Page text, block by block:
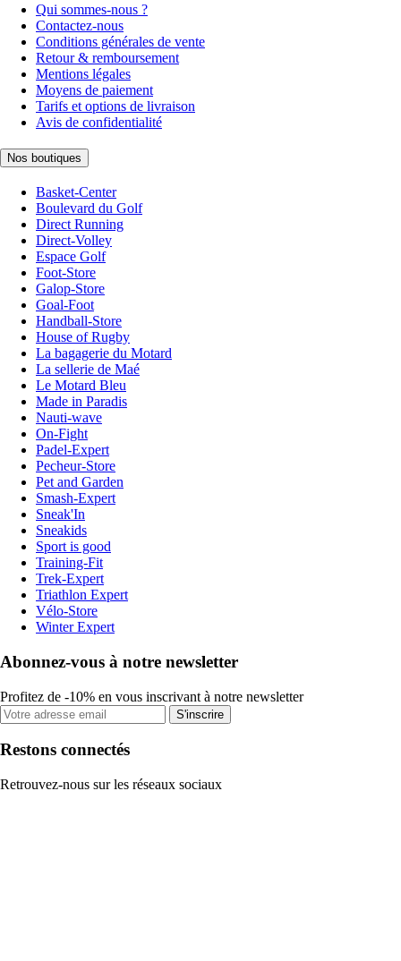
Qui sommes-nous ?
Contactez-nous
Conditions générales de vente
Retour & remboursement
Mentions légales
Moyens de paiement
Tarifs et options de livraison
Avis de confidentialité
Nos boutiques
Basket-Center
Boulevard du Golf
Direct Running
Direct-Volley
Espace Golf
Foot-Store
Galop-Store
Goal-Foot
Handball-Store
House of Rugby
La bagagerie du Motard
La sellerie de Maé
Le Motard Bleu
Made in Paradis
Nauti-wave
On-Fight
Padel-Expert
Pecheur-Store
Pet and Garden
Smash-Expert
Sneak'In
Sneakids
Sport is good
Training-Fit
Trek-Expert
Triathlon Expert
Vélo-Store
Winter Expert
Abonnez-vous à notre newsletter
Profitez de -10% en vous inscrivant à notre newsletter
S'inscrire
Restons connectés
Retrouvez-nous sur les réseaux sociaux